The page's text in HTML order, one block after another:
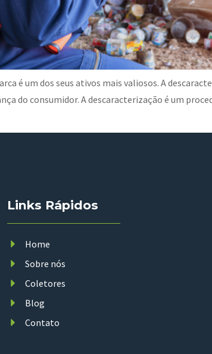
é um dos seus ativos mais valiosos. A
do consumidor. A descaracterização é um
Links Rápidos
Home
Sobre nós
Coletores
Blog
Contato